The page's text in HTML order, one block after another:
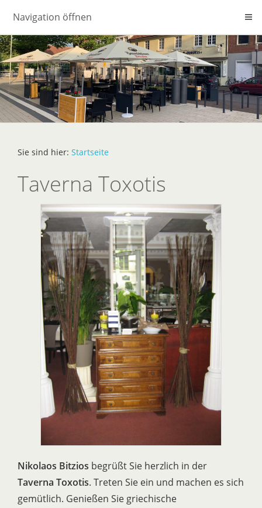
Navigation öffnen
Sie sind hier: Startseite
Taverna Toxotis
Nikolaos Bitzios begrüßt Sie herzlich in der
Taverna Toxotis. Treten Sie ein und machen es sich
gemütlich. Genießen Sie griechische